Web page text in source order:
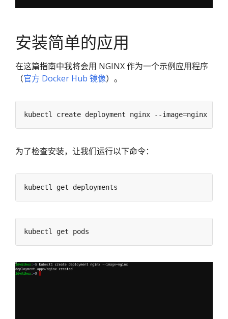
安装简单的应用
在这篇指南中我将会用 NGINX 作为一个示例应用程序
（官方 Docker Hub 镜像）。
kubectl create deployment nginx --image=
为了检查安装，让我们运行以下命令：